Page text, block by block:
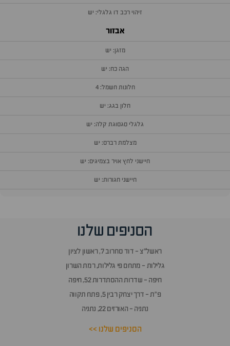
זיהוי רכב דו גלגלי: יש
אבזור
מזגן: יש
הגה כח: יש
חלונות חשמל: 4
חלון בגג: יש
גלגלי סגסוגת קלה: יש
מצלמת רברס: יש
חיישני לחץ אויר בצמיגים: יש
חיישני חגורות: יש
הסניפים שלנו
ראשל״צ - דוד סחרוב 7, ראשון לציון
גלילות - מתחם פי גלילות, רמת השרון
חיפה - שדרות ההסתדרות 52, חיפה
פ״ת - דרך יצחק רבין 5, פתח תקווה
נתניה - האורזים 22, נתניה
הסניפים שלנו >>